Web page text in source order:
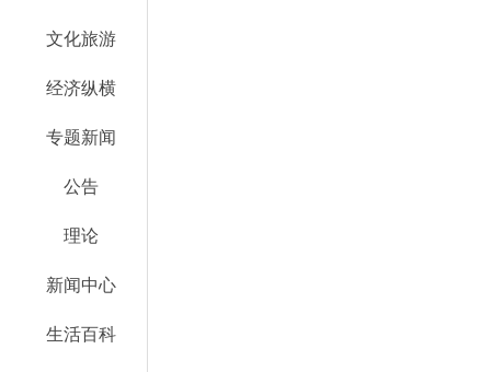
文化旅游
经济纵横
专题新闻
公告
理论
新闻中心
生活百科